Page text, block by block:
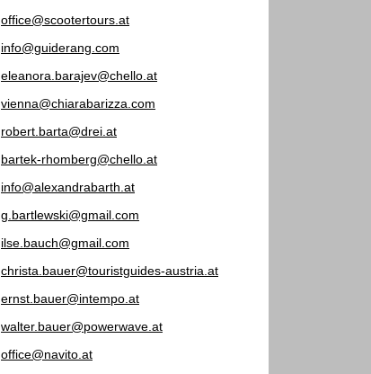
office@scootertours.at
info@guiderang.com
eleanora.barajev@chello.at
vienna@chiarabarizza.com
robert.barta@drei.at
bartek-rhomberg@chello.at
info@alexandrabarth.at
g.bartlewski@gmail.com
ilse.bauch@gmail.com
christa.bauer@touristguides-austria.at
ernst.bauer@intempo.at
walter.bauer@powerwave.at
office@navito.at